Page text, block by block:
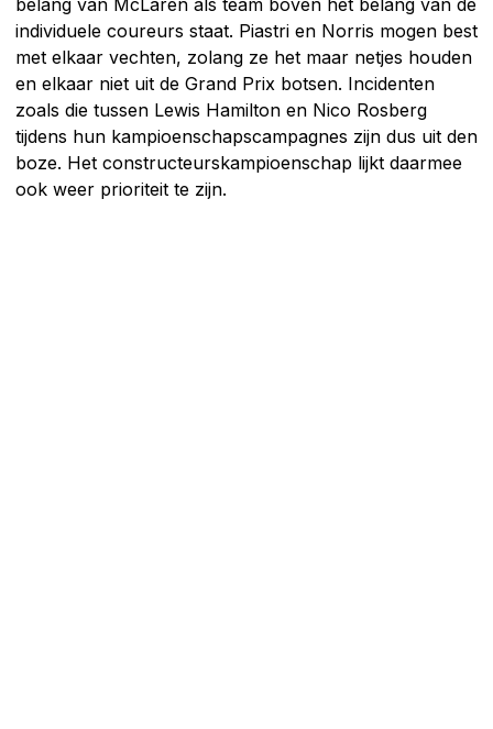
belang van McLaren als team boven het belang van de
individuele coureurs staat. Piastri en Norris mogen best
met elkaar vechten, zolang ze het maar netjes houden
en elkaar niet uit de Grand Prix botsen. Incidenten
zoals die tussen Lewis Hamilton en Nico Rosberg
tijdens hun kampioenschapscampagnes zijn dus uit den
boze. Het constructeurskampioenschap lijkt daarmee
ook weer prioriteit te zijn.